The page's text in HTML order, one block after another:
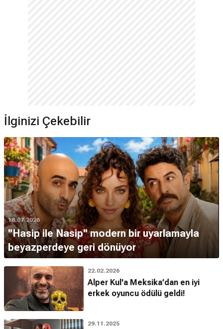
İlginizi Çekebilir
18.07.2026
''Hasip ile Nasip'' modern bir uyarlamayla
beyazperdeye geri dönüyor
22.02.2026
Alper Kul'a Meksika’dan en iyi
erkek oyuncu ödülü geldi!
29.11.2025